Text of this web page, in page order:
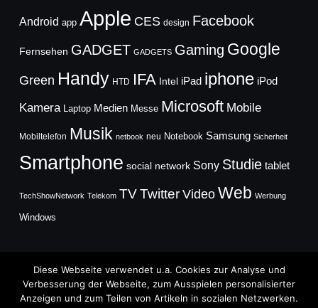
Android app Apple CES design Facebook
Fernsehen GADGET GADGETS Gaming Google
Green Handy HTD IFA Intel iPad iphone iPod
Kamera Laptop Medien Messe Microsoft Mobile
Mobiltelefon Musik netbook neu Notebook Samsung Sicherheit
Smartphone social network Sony Studie tablet
TechShowNetwork Telekom TVTwitter Video Web Werbung
Windows
Copyright © 2026
Diese Webseite verwendet u.a. Cookies zur Analyse und
Verbesserung der Webseite, zum Ausspielen personalisierter
Anzeigen und zum Teilen von Artikeln in sozialen Netzwerken.